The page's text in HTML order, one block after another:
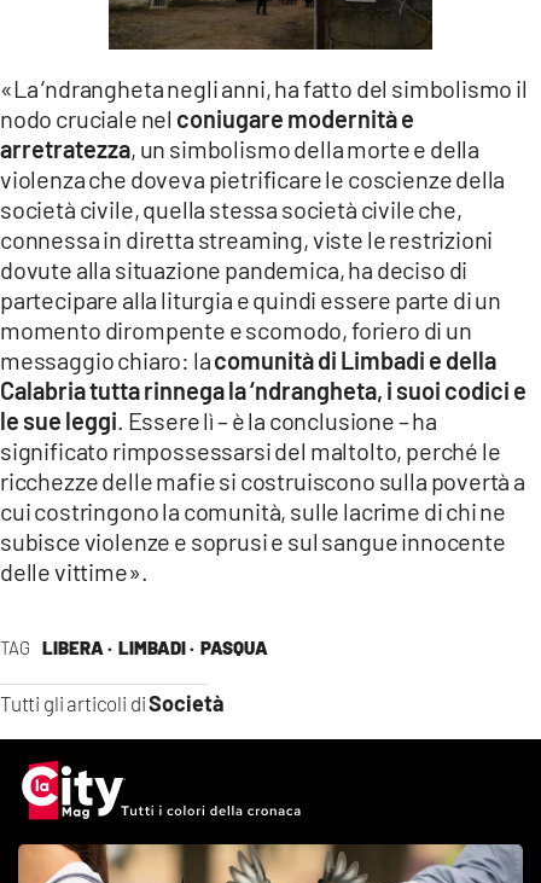
TAG LIBERA · LIMBADI · PASQUA
Tutti gli articoli diSocietà
«La ‘ndrangheta negli anni, ha fatto del simbolismo il
nodo cruciale nel coniugare modernità e
arretratezza, un simbolismo della morte e della
violenza che doveva pietrificare le coscienze della
società civile, quella stessa società civile che,
connessa in diretta streaming, viste le restrizioni
dovute alla situazione pandemica, ha deciso di
partecipare alla liturgia e quindi essere parte di un
momento dirompente e scomodo, foriero di un
messaggio chiaro: lacomunità di Limbadi e della
Calabria tutta rinnega la ‘ndrangheta, i suoi codici e
le sue leggi. Essere lì – è la conclusione – ha
significato rimpossessarsi del maltolto, perché le
ricchezze delle mafie si costruiscono sulla povertà a
cui costringono la comunità, sulle lacrime di chi ne
subisce violenze e soprusi e sul sangue innocente
delle vittime».